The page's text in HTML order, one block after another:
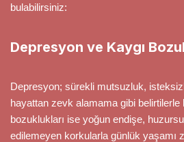
bulabilirsiniz:
Depresyon ve Kaygı
Depresyon; sürekli mutsuzluk,
hayattan zevk alamama gibi belirtilerle
bozuklukları ise yoğun endişe,
edilemeyen korkularla günlük yaşamı